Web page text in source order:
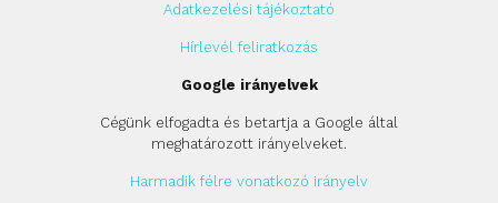
Adatkezelési tájékoztató
Hírlevél feliratkozás
Google irányelvek
Cégünk elfogadta és betartja a Google által
meghatározott irányelveket.
Harmadik félre vonatkozó irányelv